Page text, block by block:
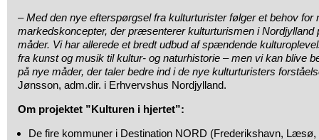
–Med den nye efterspørgsel fra kulturturister følger et behov for
markedskoncepter, der præsenterer kulturturismen i Nordjylland
måder. Vi har allerede et bredt udbud af spændende
fra kunst og musik til kultur- og naturhistorie – men vi kan blive
på nye måder, der taler bedre ind i de nye kulturturisters
Jønsson, adm.dir. i Erhvervshus Nordjylland.
Om projektet ”Kulturen i hjertet”:
De fire kommuner i Destination NORD (Frederikshavn, Læsø,